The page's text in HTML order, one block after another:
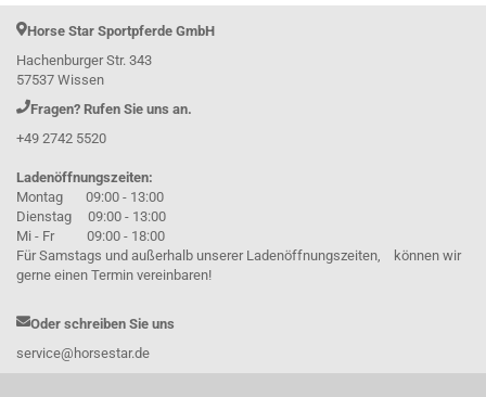
Horse Star Sportpferde GmbH
Hachenburger Str. 343
57537 Wissen
Fragen? Rufen Sie uns an.
+49 2742 5520
Ladenöffnungszeiten:
Montag 09:00 - 13:00
Dienstag 09:00 - 13:00
Mi - Fr 09:00 - 18:00
Für Samstags und außerhalb unserer Ladenöffnungszeiten, können wir
gerne einen Termin vereinbaren!
Oder schreiben Sie uns
service@horsestar.de